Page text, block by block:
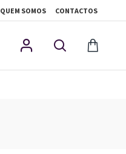
QUEM SOMOS CONTACTOS